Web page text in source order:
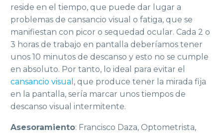
reside en el tiempo, que puede dar lugar a
problemas de cansancio visual o fatiga, que se
manifiestan con picor o sequedad ocular. Cada 2 o
3 horas de trabajo en pantalla deberíamos tener
unos 10 minutos de descanso y esto no se cumple
en absoluto. Por tanto, lo ideal para evitar el
cansancio visual , que produce tener la mirada fija
en la pantalla, sería marcar unos tiempos de
descanso visual intermitente.
Asesoramiento: Francisco Daza, Optometrista,